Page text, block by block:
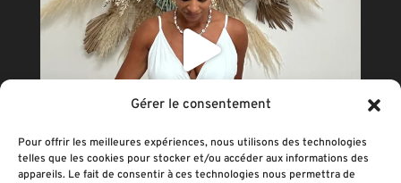
Gérer le consentement
Pour offrir les meilleures expériences, nous utilisons des technologies
telles que les cookies pour stocker et/ou accéder aux informations des
appareils. Le fait de consentir à ces technologies nous permettra de